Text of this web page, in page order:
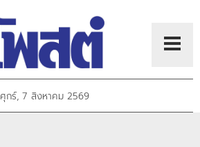
ศุกร์, 7 สิงหาคม 2569